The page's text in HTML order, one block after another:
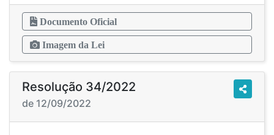
Documento Oficial
Imagem da Lei
Resolução 34/2022
de 12/09/2022